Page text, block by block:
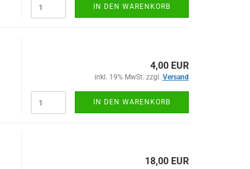
IN DEN WARENKORB
4,00 EUR
inkl. 19% MwSt. zzgl. Versand
IN DEN WARENKORB
18,00 EUR